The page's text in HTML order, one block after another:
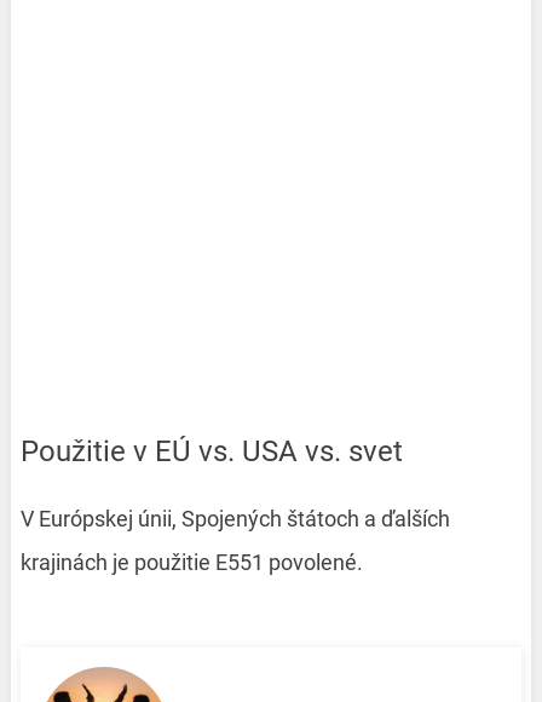
Použitie v EÚ vs. USA vs. svet
V Európskej únii, Spojených štátoch a ďalších
krajinách je použitie E551 povolené.